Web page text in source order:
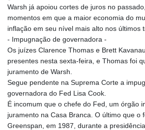
Warsh já apoiou cortes de juros no
momentos em que a maior economia do
inflação em seu nível mais alto nos últimos
- Impugnação de governadora -
Os juízes Clarence Thomas e Brett
presentes nesta sexta-feira, e Thomas foi
juramento de Warsh.
Segue pendente na Suprema Corte a
governadora do Fed Lisa Cook.
É incomum que o chefe do Fed, um órgão
juramento na Casa Branca. O último que o
Greenspan, em 1987, durante a